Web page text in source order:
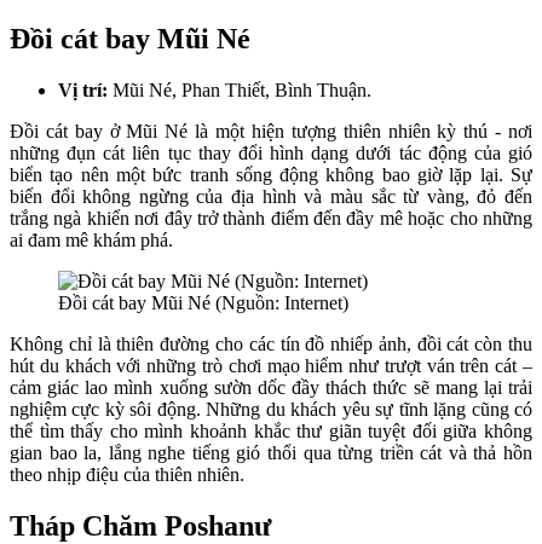
Đồi cát bay Mũi Né
Vị trí: Mũi Né, Phan Thiết, Bình Thuận.
Đồi cát bay ở Mũi Né là một hiện tượng thiên nhiên kỳ thú - nơi
những đụn cát liên tục thay đổi hình dạng dưới tác động của gió
biển tạo nên một bức tranh sống động không bao giờ lặp lại. Sự
biến đổi không ngừng của địa hình và màu sắc từ vàng, đỏ đến
trắng ngà khiến nơi đây trở thành điểm đến đầy mê hoặc cho những
ai đam mê khám phá.
Đồi cát bay Mũi Né (Nguồn: Internet)
Không chỉ là thiên đường cho các tín đồ nhiếp ảnh, đồi cát còn thu
hút du khách với những trò chơi mạo hiểm như trượt ván trên cát –
cảm giác lao mình xuống sườn dốc đầy thách thức sẽ mang lại trải
nghiệm cực kỳ sôi động. Những du khách yêu sự tĩnh lặng cũng có
thể tìm thấy cho mình khoảnh khắc thư giãn tuyệt đối giữa không
gian bao la, lắng nghe tiếng gió thổi qua từng triền cát và thả hồn
theo nhịp điệu của thiên nhiên.
Tháp Chăm Poshanư